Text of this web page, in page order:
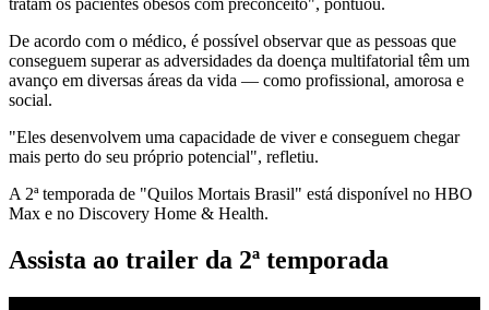
De acordo com o médico, é possível observar que as pessoas que
conseguem superar as adversidades da doença multifatorial têm um
avanço em diversas áreas da vida — como profissional, amorosa e
social.
"Eles desenvolvem uma capacidade de viver e conseguem chegar
mais perto do seu próprio potencial", refletiu.
A 2ª temporada de "Quilos Mortais Brasil" está disponível no HBO
Max e no Discovery Home & Health.
Assista ao trailer da 2ª temporada